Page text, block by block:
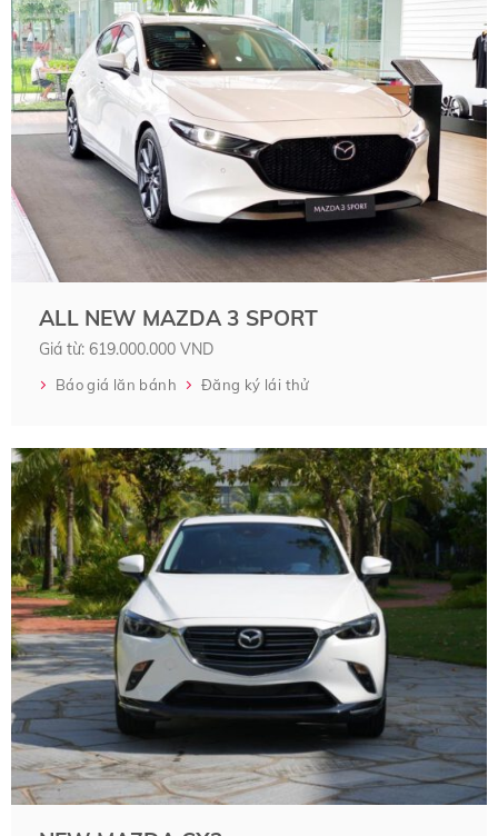
ALL NEW MAZDA 3 SPORT
Giá từ: 619.000.000 VND
Báo giá lăn bánh Đăng ký lái thử